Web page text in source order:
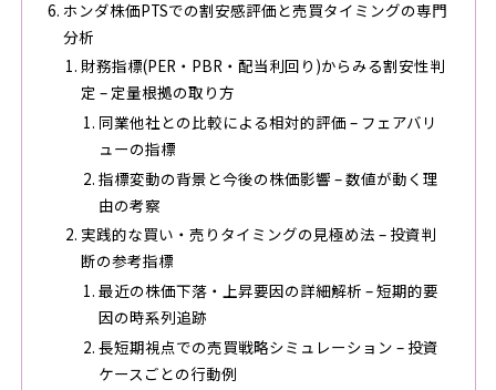
ホンダ株価PTSでの割安感評価と売買タイミングの専門
分析
財務指標(PER・PBR・配当利回り)からみる割安性判
定 – 定量根拠の取り方
同業他社との比較による相対的評価 – フェアバリ
ューの指標
指標変動の背景と今後の株価影響 – 数値が動く理
由の考察
実践的な買い・売りタイミングの見極め法 – 投資判
断の参考指標
最近の株価下落・上昇要因の詳細解析 – 短期的要
因の時系列追跡
長短期視点での売買戦略シミュレーション – 投資
ケースごとの行動例